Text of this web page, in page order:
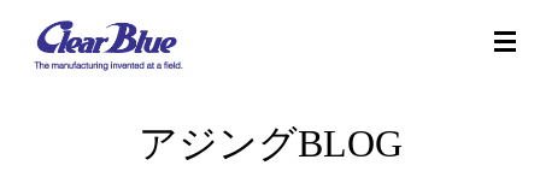
アジングBLOG